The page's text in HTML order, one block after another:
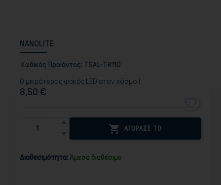
NANOLITE
Κωδικός Προϊόντος: TSAL-TR110
Ο μικρότερος φακός LED στον κόσμο !
8,50 €
 ΑΓΟΡΑΣΕ ΤΟ
Διαθεσιμότητα: Άμεσα διαθέσιμο